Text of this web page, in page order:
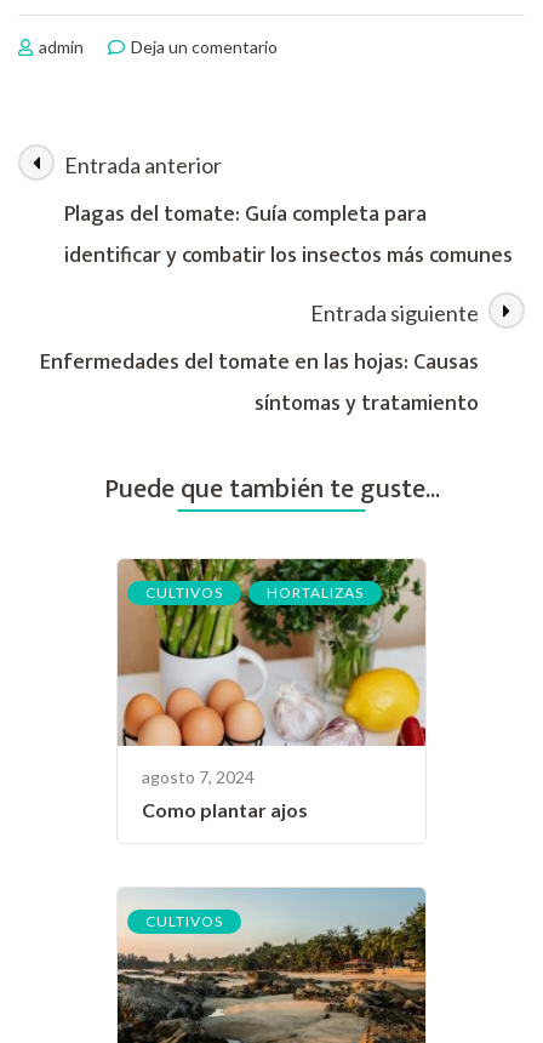
admin Deja un comentario
humedad:
causas
tratamientos
Navegación
entradas
Entrada anterior
Plagas del tomate: Guía completa para
identificar y combatir los insectos más comunes
Entrada siguiente
Enfermedades del tomate en las hojas: Causas
síntomas y tratamiento
Puede que también te guste...
CULTIVOS , HORTALIZAS
agosto 7, 2024
Como plantar ajos
CULTIVOS